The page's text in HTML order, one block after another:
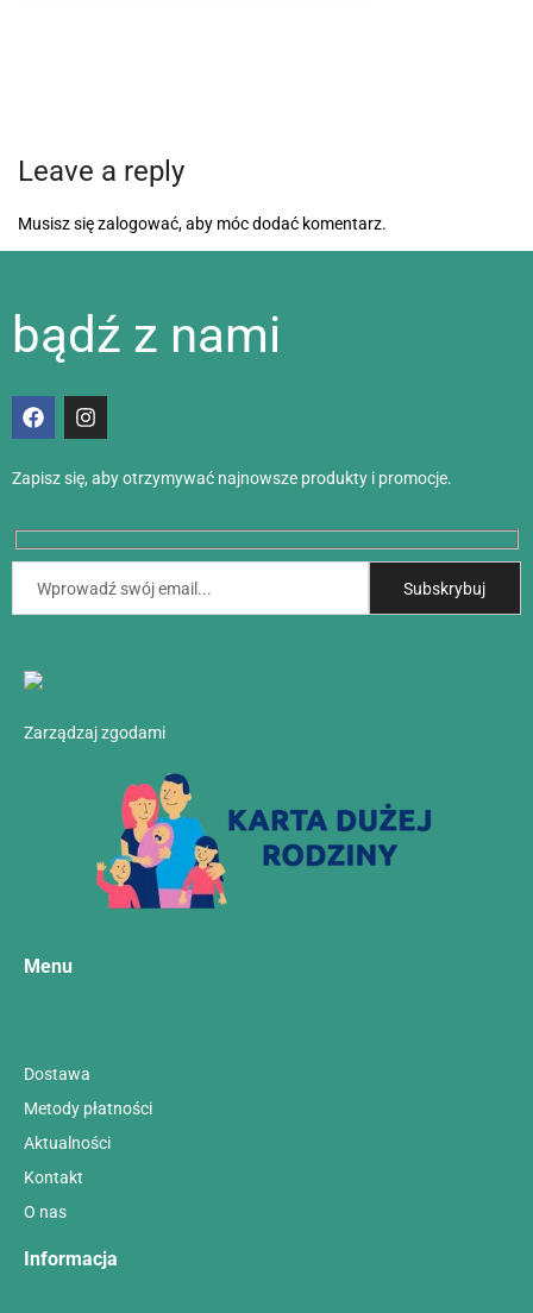
Leave a reply
Musisz sięzalogować, aby móc dodać komentarz.
bądź z nami
Zapisz się, aby otrzymywać najnowsze produkty i promocje.
Zarządzaj zgodami
Menu
Dostawa
Metody płatności
Aktualności
Kontakt
O nas
Informacja